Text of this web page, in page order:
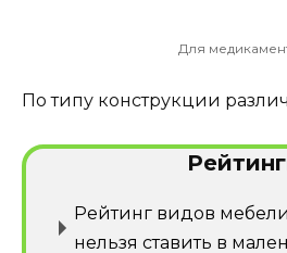
Для
По типу конструкции
Рейтинг видов
нельзя ставить в